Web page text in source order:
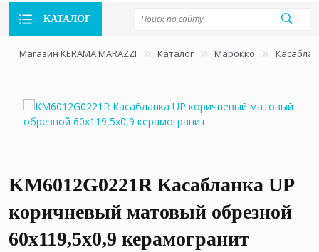
КАТАЛОГ
Магазин KERAMA MARAZZI Каталог Марокко
KM6012G0221R Касабланка UP
коричневый матовый обрезной
60x119,5x0,9 керамогранит